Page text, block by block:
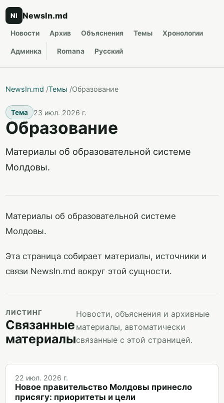
NI NewsIn.md
Новости Архив Объяснения Темы Хронологии
Админка Romana Русский
NewsIn.md /Темы /Образование
Тема 23 июл. 2026 г.
Образование
Материалы об образовательной системе
Молдовы.
Материалы об образовательной системе
Молдовы.
Эта страница собирает материалы, источники и
связи NewsIn.md вокруг этой сущности.
ЛИСТИНГ
Связанные
материалы
Новости, объяснения и архивные
материалы, автоматически
связанные с этой страницей.
22 июл. 2026 г.
Новое правительство Молдовы принесло
присягу: приоритеты и цели